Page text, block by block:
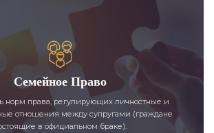
Семейное Право
норм права, регулирующих личностные и
отношения между супругами (граждане
в официальном браке).